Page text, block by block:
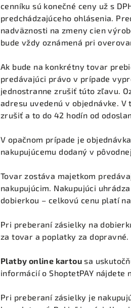
cenníku sú konečné ceny už s
predchádzajúceho ohlásenia.
nadväznosti na zmeny cien
bude vždy oznámená pri
Ak bude na konkrétny tovar
predávajúci právo v prípade
jednostranne zrušiť túto zľavu.
adresu uvedenú v objednávke.
zrušiť a to do 42 hodín od
V opačnom prípade je
nakupujúcemu dodaný v
Tovar zostáva majetkom
nakupujúcim. Nakupujúci
dobierkou – celkovú cenu platí
Pri preberaní zásielky na
za tovar a poplatky za dopravné.
Platby online kartou sa
informácií o ShoptetPAY nájdete
Pri preberaní zásielky je